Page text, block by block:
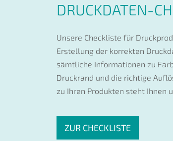
DRUCKDATEN-
Unsere Checkliste für
Erstellung der korrekten
sämtliche Informationen zu
Druckrand und die richtige
zu Ihren Produkten steht Ihnen
ZUR CHECKLISTE